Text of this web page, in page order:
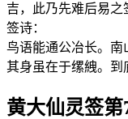
吉，此乃先难后易之
签诗：
鸟语能通公冶长。南
其身虽在于缧絏。到
黄大仙灵签